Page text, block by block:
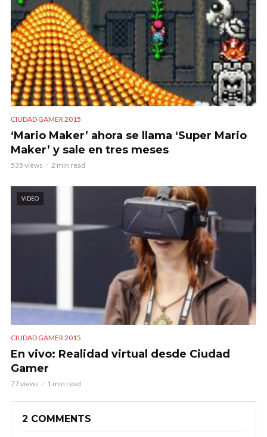
CIUDAD GAMER 2015
‘Mario Maker’ ahora se llama ‘Super Mario
Maker’ y sale en tres meses
535 views 2 min read
VIDEO
CIUDAD GAMER 2015
En vivo: Realidad virtual desde Ciudad
Gamer
77 views 1 min read
2 COMMENTS